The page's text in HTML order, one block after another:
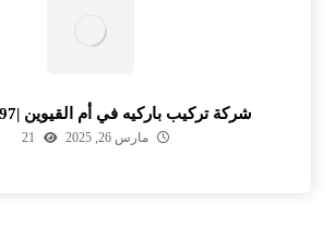
شركة تركيب باركيه في أم القيوين |0547149297
مارس 26, 2025 21